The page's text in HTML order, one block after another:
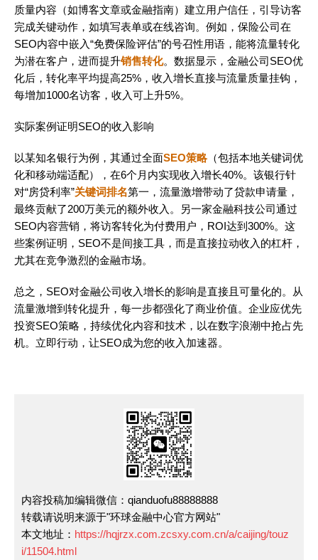
质量内容（如博客文章或金融指南）建立用户信任，引导访客
完成关键动作，如填写表单或在线咨询。例如，保险公司在
SEO内容中嵌入“免费保险评估”的号召性用语，能将流量转化
为潜在客户，进而提升销售转化。数据显示，金融公司SEO优
化后，转化率平均提高25%，收入增长直接与流量质量挂钩，
每增加1000名访客，收入可上升5%。
实际案例证明SEO的收入影响
以某知名银行为例，其通过全面SEO策略 （包括本地关键词优
化和移动端适配），在6个月内实现收入增长40%。该银行针
对“房贷利率”关键词排名第一，流量激增带动了贷款申请量，
最终贡献了200万美元的额外收入。另一家金融科技公司通过
SEO内容营销，将访客转化为付费用户，ROI达到300%。这
些案例证明，SEO不是间接工具，而是直接拉动收入的杠杆，
尤其在竞争激烈的金融市场。
总之，SEO对金融公司收入增长的影响是直接且可量化的。从
流量激增到转化提升，每一步都强化了商业价值。企业应优先
投资SEO策略，持续优化内容和技术，以在数字浪潮中抢占先
机。立即行动，让SEO成为您的收入加速器。
内容投稿加编辑微信：qianduofu88888888
转载请说明来源于"环球金融中心官方网站"
本文地址： https://hqjrzx.com.zcsxy.com.cn/a/caijing/touz
i/11504.html